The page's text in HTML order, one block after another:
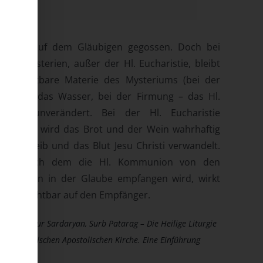
auf dem Gläubigen gegossen. Doch bei
Mysterien, außer der Hl. Eucharistie, bleibt
sichtbare Materie des Mysteriums (bei der
– das Wasser, bei der Firmung – das Hl.
unverändert. Bei der Hl. Eucharistie
wird das Brot und der Wein wahrhaftig
das Leib und das Blut Jesu Christi verwandelt.
nach dem die Hl. Kommunion von den
in der Glaube empfangen wird, wirkt
unsichtbar auf den Empfänger.
Diradur Sardaryan, Surb Patarag – Die Heilige Liturgie
Armenischen Apostolischen Kirche. Eine Einführung